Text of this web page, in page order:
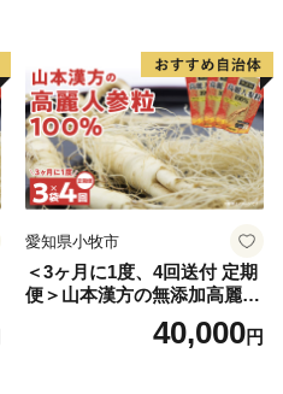
愛知県小牧市
＜3ヶ月に1度、4回送付 定期
便＞山本漢方の無添加高麗人
40,000円